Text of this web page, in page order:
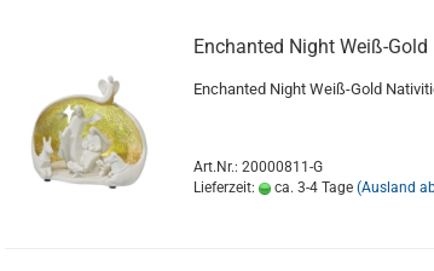
Enchanted Night Weiß-
Enchanted Night Weiß-Gold
Art.Nr.: 20000811-G
Lieferzeit:
ca. 3-4 Tage (Ausland